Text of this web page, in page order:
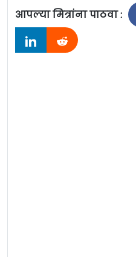
आपल्या मित्रांना पाठवा :